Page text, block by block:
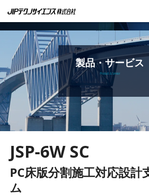
製品・サービス
Products & Service
JSP-6W SC
PC床版分割施工対応設計
ム